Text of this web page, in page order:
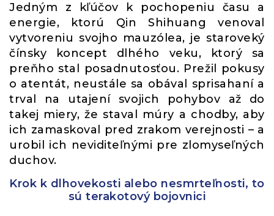
Jedným z kľúčov k pochopeniu času a
energie, ktorú Qin Shihuang venoval
vytvoreniu svojho mauzólea, je staroveký
čínsky koncept dlhého veku, ktorý sa
preňho stal posadnutosťou. Prežil pokusy
o atentát, neustále sa obával sprisahaní a
trval na utajení svojich pohybov až do
takej miery, že staval múry a chodby, aby
ich zamaskoval pred zrakom verejnosti – a
urobil ich neviditeľnými pre zlomyseľných
duchov.
Krok k dlhovekosti alebo nesmrteľnosti, to
sú terakotový bojovnici